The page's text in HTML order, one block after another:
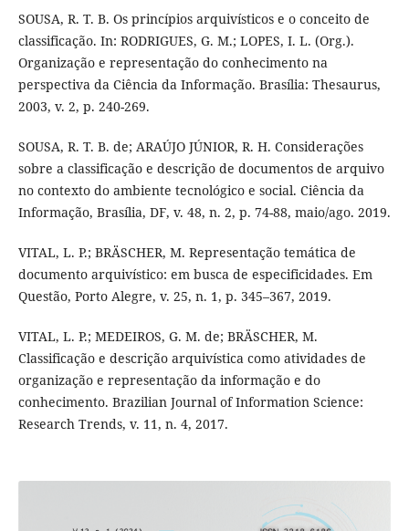
SOUSA, R. T. B. Os princípios arquivísticos e o conceito de
classificação. In: RODRIGUES, G. M.; LOPES, I. L. (Org.).
Organização e representação do conhecimento na
perspectiva da Ciência da Informação. Brasília: Thesaurus,
2003, v. 2, p. 240-269.
SOUSA, R. T. B. de; ARAÚJO JÚNIOR, R. H. Considerações
sobre a classificação e descrição de documentos de arquivo
no contexto do ambiente tecnológico e social. Ciência da
Informação, Brasília, DF, v. 48, n. 2, p. 74-88, maio/ago. 2019.
VITAL, L. P.; BRÄSCHER, M. Representação temática de
documento arquivístico: em busca de especificidades. Em
Questão, Porto Alegre, v. 25, n. 1, p. 345–367, 2019.
VITAL, L. P.; MEDEIROS, G. M. de; BRÄSCHER, M.
Classificação e descrição arquivística como atividades de
organização e representação da informação e do
conhecimento. Brazilian Journal of Information Science:
Research Trends, v. 11, n. 4, 2017.